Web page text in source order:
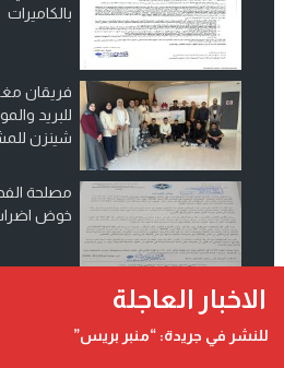
بالكاميرات
فريقان
للبريد
شينزن
مصلحة
خوض اضراب أيام 25 و
انضم الينا على فيسبوك
الاخبار العاجلة
للنشر في جريدة: “منبر بريس”